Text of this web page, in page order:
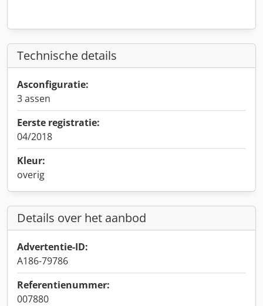
Technische details
Asconfiguratie:
3 assen
Eerste registratie:
04/2018
Kleur:
overig
Details over het aanbod
Advertentie-ID:
A186-79786
Referentienummer:
007880